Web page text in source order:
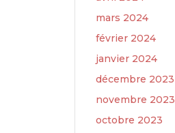
mars 2024
février 2024
janvier 2024
décembre 2023
novembre 2023
octobre 2023